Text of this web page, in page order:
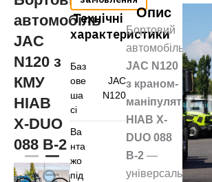
автомобіль
JAC
N120 з
КМУ
HIAB
X-DUO
088 B-2
Технічні
характеристики
Баз
ове
ша
сі
JAC
N120
Ва
нта
жо
під
Опис
Бортовий
автомобіль
JAC N120
з краном-
маніпулятором
HIAB X-
DUO 088
B-2 —
універсальне